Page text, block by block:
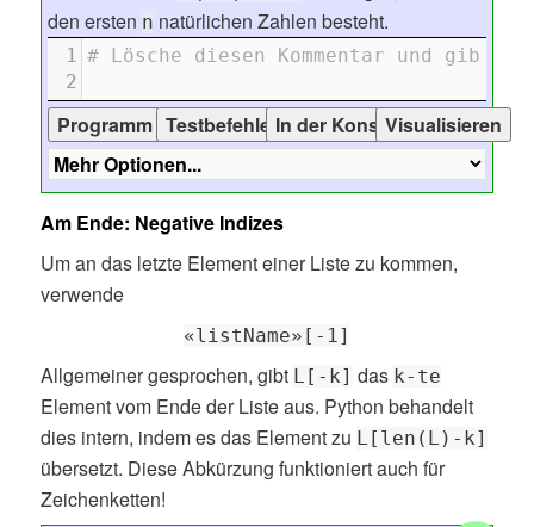
den ersten n natürlichen Zahlen besteht.
1 # Lösche diesen Kommentar und gib
2
Am Ende: Negative Indizes
Um an das letzte Element einer Liste zu kommen,
verwende
«listName»[-1]
Allgemeiner gesprochen, gibt L[-k] das k-te
Element vom Ende der Liste aus. Python behandelt
dies intern, indem es das Element zu L[len(L)-k]
übersetzt. Diese Abkürzung funktioniert auch für
Zeichenketten!